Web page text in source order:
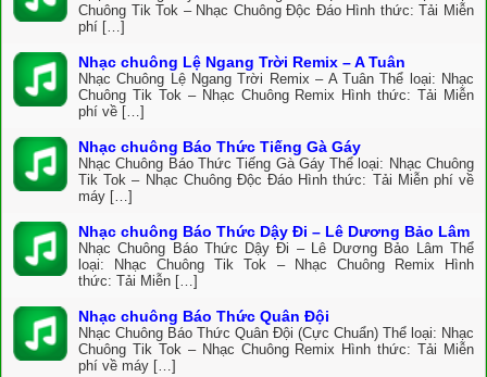
Chuông Tik Tok – Nhạc Chuông Độc Đáo Hình thức: Tải Miễn
phí […]
Nhạc chuông Lệ Ngang Trời Remix – A Tuân
Nhạc Chuông Lệ Ngang Trời Remix – A Tuân Thể loại: Nhạc
Chuông Tik Tok – Nhạc Chuông Remix Hình thức: Tải Miễn
phí về […]
Nhạc chuông Báo Thức Tiếng Gà Gáy
Nhạc Chuông Báo Thức Tiếng Gà Gáy Thể loại: Nhạc Chuông
Tik Tok – Nhạc Chuông Độc Đáo Hình thức: Tải Miễn phí về
máy […]
Nhạc chuông Báo Thức Dậy Đi – Lê Dương Bảo Lâm
Nhạc Chuông Báo Thức Dậy Đi – Lê Dương Bảo Lâm Thể
loại: Nhạc Chuông Tik Tok – Nhạc Chuông Remix Hình
thức: Tải Miễn […]
Nhạc chuông Báo Thức Quân Đội
Nhạc Chuông Báo Thức Quân Đội (Cực Chuẩn) Thể loại: Nhạc
Chuông Tik Tok – Nhạc Chuông Remix Hình thức: Tải Miễn
phí về máy […]